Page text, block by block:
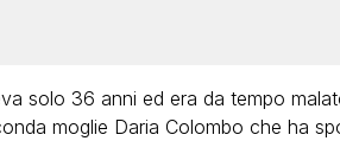
solo 36 anni ed era da tempo
moglie Daria Colombo che ha